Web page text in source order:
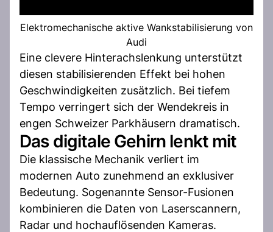
Elektromechanische aktive Wankstabilisierung von
Audi
Eine clevere Hinterachslenkung unterstützt
diesen stabilisierenden Effekt bei hohen
Geschwindigkeiten zusätzlich. Bei tiefem
Tempo verringert sich der Wendekreis in
engen Schweizer Parkhäusern dramatisch.
Das digitale Gehirn lenkt mit
Die klassische Mechanik verliert im
modernen Auto zunehmend an exklusiver
Bedeutung. Sogenannte Sensor-Fusionen
kombinieren die Daten von Laserscannern,
Radar und hochauflösenden Kameras.